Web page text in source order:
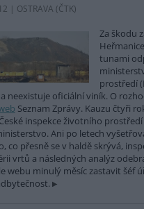
| OSTRAVA (ČTK)
Za škodu
tunami
prostředí
neexistuje oficiální viník. O
Seznam Zprávy. Kauzu čtyři
inspekce životního prostředí
Ani po letech
co přesně se v haldě skrývá,
vrtů a následných analýz
webu minulý měsíc zastavit šéf